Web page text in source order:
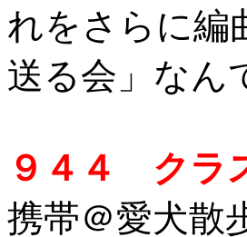
れをさらに編
送る会」なん
９４４ クラ
携帯＠愛犬散